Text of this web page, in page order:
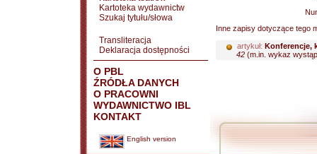
Kartoteka wydawnictw
Szukaj tytułu/słowa
Transliteracja
Deklaracja dostępności
O PBL
ŹRÓDŁA DANYCH
O PRACOWNI
WYDAWNICTWO IBL
KONTAKT
English version
Inne zapisy dotyczące tego
artykuł: Konferencje,
42 (m.in. wykaz